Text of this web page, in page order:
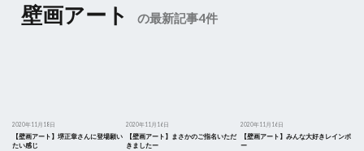
壁画アート の最新記事4件
2020年11月18日
【壁画アート】堺正章さんに登場願い
たい感じ
2020年11月16日
【壁画アート】まさかのご指名いただ
きましたー
2020年11月16日
【壁画アート】みんな大好きレインボ
ー